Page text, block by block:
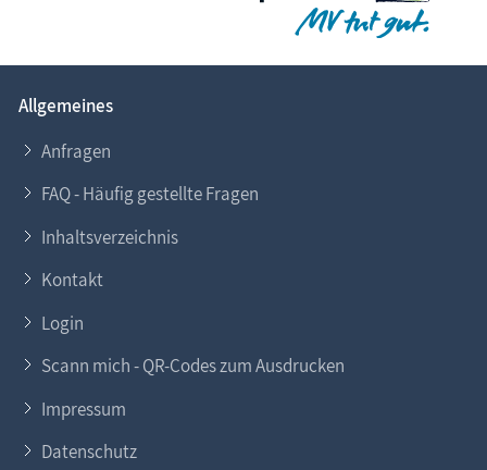
Allgemeines
Anfragen
FAQ - Häufig gestellte Fragen
Inhaltsverzeichnis
Kontakt
Login
Scann mich - QR-Codes zum Ausdrucken
Impressum
Datenschutz